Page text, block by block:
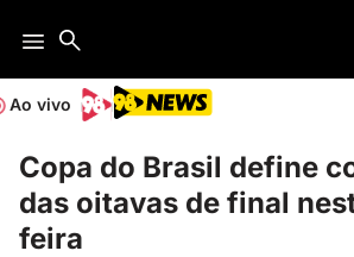
Ao vivo
Copa do Brasil define
das oitavas de final
feira